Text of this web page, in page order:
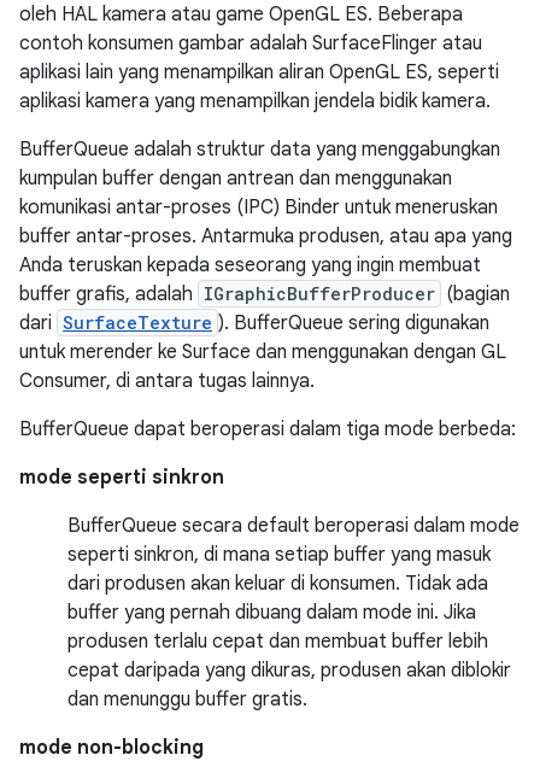
oleh HAL kamera atau game OpenGL ES. Beberapa
contoh konsumen gambar adalah SurfaceFlinger atau
aplikasi lain yang menampilkan aliran OpenGL ES, seperti
aplikasi kamera yang menampilkan jendela bidik kamera.
BufferQueue adalah struktur data yang menggabungkan
kumpulan buffer dengan antrean dan menggunakan
komunikasi antar-proses (IPC) Binder untuk meneruskan
buffer antar-proses. Antarmuka produsen, atau apa yang
Anda teruskan kepada seseorang yang ingin membuat
buffer grafis, adalah IGraphicBufferProducer (bagian
dari SurfaceTexture ). BufferQueue sering digunakan
untuk merender ke Surface dan menggunakan dengan GL
Consumer, di antara tugas lainnya.
BufferQueue dapat beroperasi dalam tiga mode berbeda:
mode seperti sinkron
BufferQueue secara default beroperasi dalam mode
seperti sinkron, di mana setiap buffer yang masuk
dari produsen akan keluar di konsumen. Tidak ada
buffer yang pernah dibuang dalam mode ini. Jika
produsen terlalu cepat dan membuat buffer lebih
cepat daripada yang dikuras, produsen akan diblokir
dan menunggu buffer gratis.
mode non-blocking